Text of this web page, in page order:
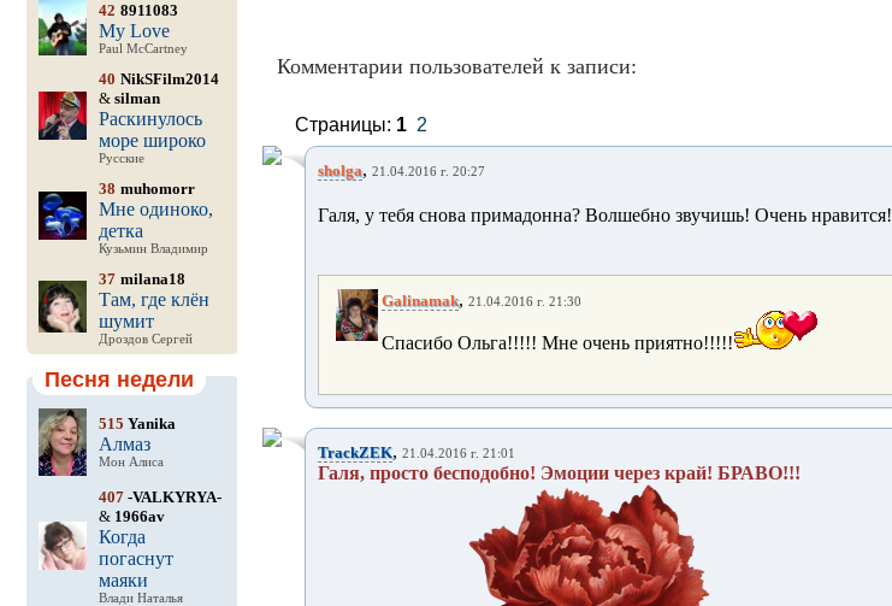
42 8911083
My Love
Paul McCartney
40 NikSFilm2014
& silman
Раскинулось
море широко
Русские
38 muhomorr
Мне одиноко,
детка
Кузьмин Владимир
37 milana18
Там, где клён
шумит
Дроздов Сергей
Песня недели
515 Yanika
Алмаз
Мон Алиса
407-VALKYRYA-
& 1966av
Когда
погаснут
маяки
Влади Наталья
Комментарии пользователей к записи:
Страницы: 1 2
sholga, 21.04.2016 г. 20:27
Галя, у тебя снова примадонна? Волшебно звучишь! Очень нравится!
Galinamak, 21.04.2016 г. 21:30
Спасибо Ольга!!!!! Мне очень приятно!!!!!
TrackZEK, 21.04.2016 г. 21:01
Галя, просто бесподобно! Эмоции через край! БРАВО!!!